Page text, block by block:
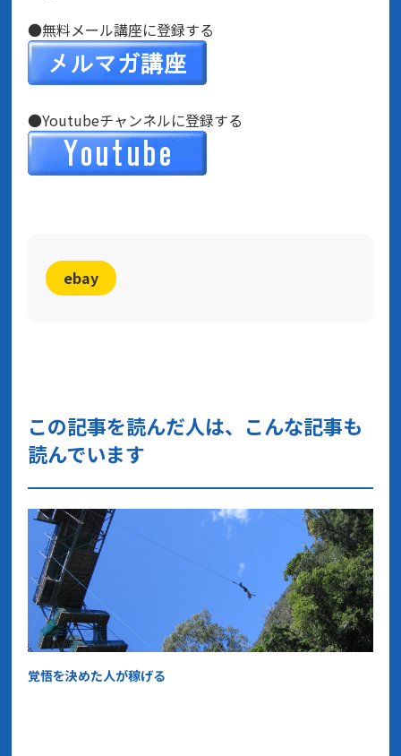
●無料メール講座に登録する
●Youtubeチャンネルに登録する
ebay
この記事を読んだ人は、こんな記事も
読んでいます
覚悟を決めた人が稼げる